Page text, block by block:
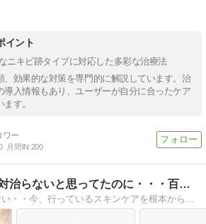
イント
ニキビ跡タイプに対応した多彩な治療法
、効果的な対策を専門的に解説しています。治
導入情報もあり、ユーザーが自分に合ったケア
す。
月間IN:200
私のニキビ、絶対治らないと思ってたのに・・・百香草モニターで